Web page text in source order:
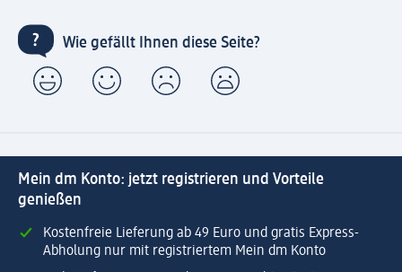
Wie gefällt Ihnen diese Seite?
Mein dm Konto: jetzt registrieren und Vorteile
genießen
Kostenfreie Lieferung ab 49 Euro und gratis Express-
Abholung nur mit registriertem Mein dm Konto